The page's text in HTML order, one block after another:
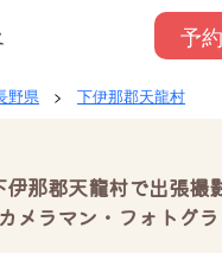
予
野県 > 下伊那郡天龍村
伊那郡天龍村で出張撮
メラマン・フォトグ